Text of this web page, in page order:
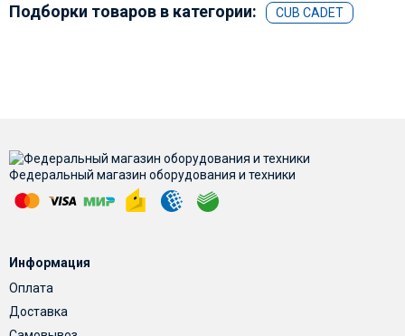
Подборки товаров в категории: CUB CADET
Федеральный магазин оборудования и техники
Информация
Оплата
Доставка